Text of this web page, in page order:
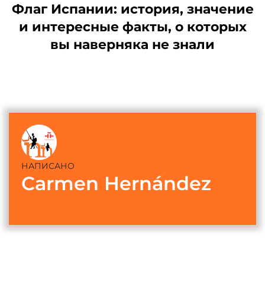
Флаг Испании: история, значение
и интересные факты, о которых
вы наверняка не знали
НАПИСАНО
Carmen Hernández